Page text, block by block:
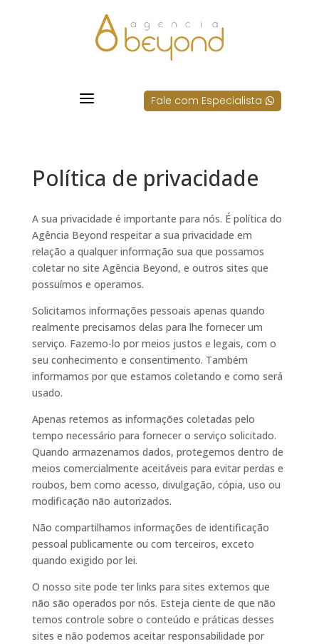
a Fale com Especialista 
Política de privacidade
A sua privacidade é importante para nós. É política do
Agência Beyond respeitar a sua privacidade em
relação a qualquer informação sua que possamos
coletar no site Agência Beyond, e outros sites que
possuímos e operamos.
Solicitamos informações pessoais apenas quando
realmente precisamos delas para lhe fornecer um
serviço. Fazemo-lo por meios justos e legais, com o
seu conhecimento e consentimento. Também
informamos por que estamos coletando e como será
usado.
Apenas retemos as informações coletadas pelo
tempo necessário para fornecer o serviço solicitado.
Quando armazenamos dados, protegemos dentro de
meios comercialmente aceitáveis ​​para evitar perdas e
roubos, bem como acesso, divulgação, cópia, uso ou
modificação não autorizados.
Não compartilhamos informações de identificação
pessoal publicamente ou com terceiros, exceto
quando exigido por lei.
O nosso site pode ter links para sites externos que
não são operados por nós. Esteja ciente de que não
temos controle sobre o conteúdo e práticas desses
sites e não podemos aceitar responsabilidade por